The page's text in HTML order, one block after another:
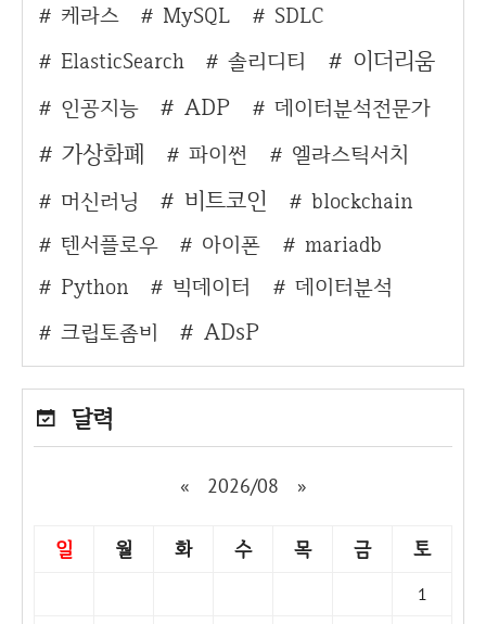
케라스
MySQL
SDLC
ElasticSearch
솔리디티 이더리움
인공지능 ADP 데이터분석전문가
가상화폐 파이썬
엘라스틱서치
머신러닝
비트코인
blockchain
텐서플로우
아이폰
mariadb
Python
빅데이터
데이터분석
크립토좀비
ADsP
달력
« 2026/08 »
일 월 화 수 목 금 토
1